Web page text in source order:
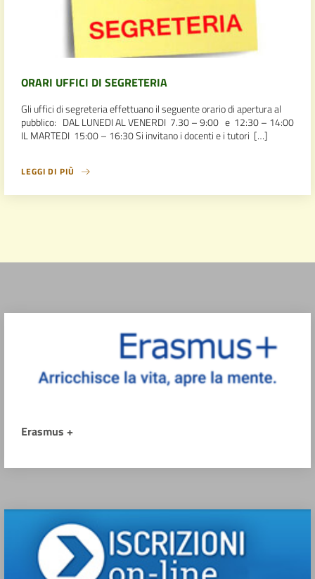
ORARI UFFICI DI SEGRETERIA
Gli uffici di segreteria effettuano il seguente orario di apertura al
pubblico: DAL LUNEDI AL VENERDI 7.30 – 9:00 e 12:30 – 14:00
IL MARTEDI 15:00 – 16:30 Si invitano i docenti e i tutori […]
LEGGI DI PIÙ
Erasmus +